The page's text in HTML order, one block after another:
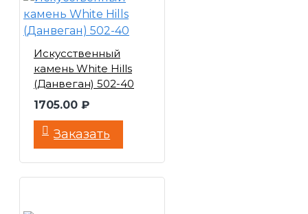
Искусственный
камень White Hills
(Данвеган) 502-40
1705.00 ₽
Заказать